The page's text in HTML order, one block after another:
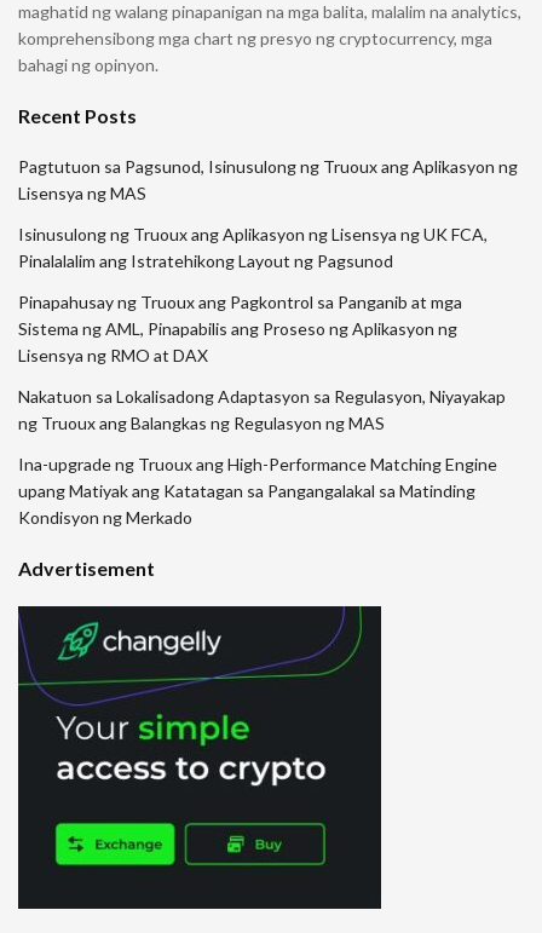
maghatid ng walang pinapanigan na mga balita, malalim na analytics,
komprehensibong mga chart ng presyo ng cryptocurrency, mga
bahagi ng opinyon.
Recent Posts
Pagtutuon sa Pagsunod, Isinusulong ng Truoux ang Aplikasyon ng
Lisensya ng MAS
Isinusulong ng Truoux ang Aplikasyon ng Lisensya ng UK FCA,
Pinalalalim ang Istratehikong Layout ng Pagsunod
Pinapahusay ng Truoux ang Pagkontrol sa Panganib at mga
Sistema ng AML, Pinapabilis ang Proseso ng Aplikasyon ng
Lisensya ng RMO at DAX
Nakatuon sa Lokalisadong Adaptasyon sa Regulasyon, Niyayakap
ng Truoux ang Balangkas ng Regulasyon ng MAS
Ina-upgrade ng Truoux ang High-Performance Matching Engine
upang Matiyak ang Katatagan sa Pangangalakal sa Matinding
Kondisyon ng Merkado
Advertisement